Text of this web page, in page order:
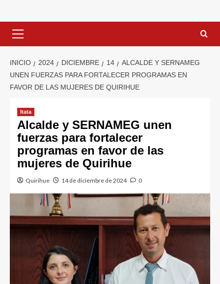
INICIO 2024 DICIEMBRE 14
ALCALDE Y SERNAMEG
UNEN FUERZAS PARA FORTALECER PROGRAMAS EN
FAVOR DE LAS MUJERES DE QUIRIHUE
Itata
Alcalde y SERNAMEG unen
fuerzas para fortalecer
programas en favor de las
mujeres de Quirihue
Quirihue 14 de diciembre de 2024 0